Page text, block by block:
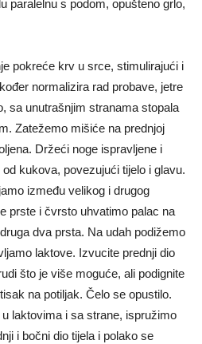
paralelnu s podom, opušteno grlo,
pokreće krv u srce, stimulirajući i
normalizira rad probave, jetre
sa unutrašnjim stranama stopala
Zatežemo mišiće na prednjoj
Držeći noge ispravljene i
kukova, povezujući tijelo i glavu.
između velikog i drugog
prste i čvrsto uhvatimo palac na
dva prsta. Na udah podižemo
laktove. Izvucite prednji dio
što je više moguće, ali podignite
na potiljak. Čelo se opustilo.
laktovima i sa strane, ispružimo
i bočni dio tijela i polako se